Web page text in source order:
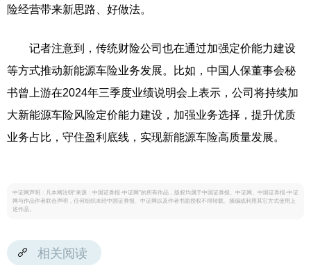
险经营带来新思路、好做法。
记者注意到，传统财险公司也在通过加强定价能力建设
等方式推动新能源车险业务发展。比如，中国人保董事会秘
书曾上游在2024年三季度业绩说明会上表示，公司将持续加
大新能源车险风险定价能力建设，加强业务选择，提升优质
业务占比，守住盈利底线，实现新能源车险高质量发展。
中证网声明：凡本网注明“来源：中国证券报·中证网”的所有作品，版权均属于中国证券报、中证网。中国证券报·中证
网与作品作者联合声明，任何组织未经中国证券报、中证网以及作者书面授权不得转载、摘编或利用其它方式使用上
述作品。
相关阅读